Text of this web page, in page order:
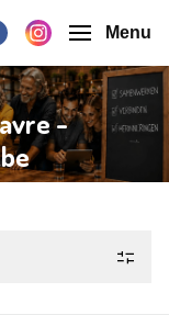
Menu
-